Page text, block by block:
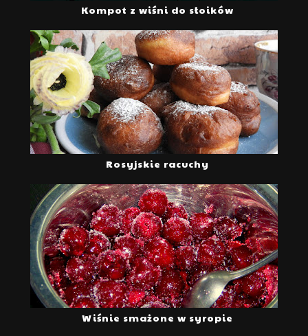
Kompot z wiśni do słoików
Rosyjskie racuchy
Wiśnie smażone w syropie